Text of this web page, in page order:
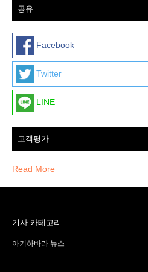
공유
Facebook
Twitter
LINE
고객평가
Read More
기사 카테고리
아키하바라 뉴스